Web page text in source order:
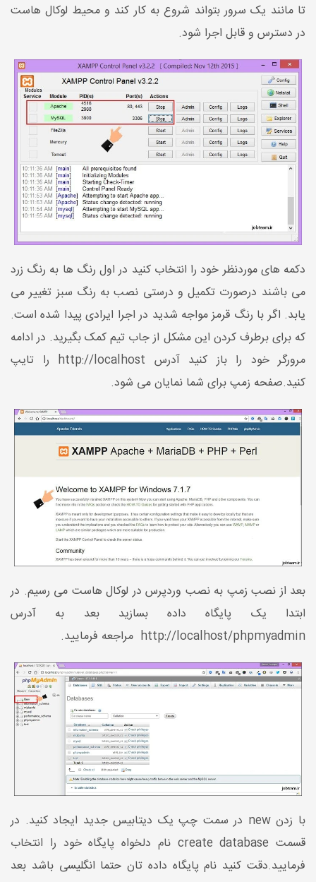
تا مانند یک سرور بتواند شروع به کار کند و محیط لوکال هاست
در دسترس و قابل اجرا شود.
دکمه های موردنظر خود را انتخاب کنید در اول رنگ ها به رنگ زرد
می باشند درصورت تکمیل و درستی نصب به رنگ سبز تغییر می
یابد. اگر با رنگ قرمز مواجه شدید در اجرا ایرادی پیدا شده است.
که برای برطرف کردن این مشکل از جاب تیم کمک بگیرید. در ادامه
مرورگر خود را باز کنید آدرس http://localhost را تایپ
کنید.صفحه زمپ برای شما نمایان می شود.
بعد از نصب زمپ به نصب وردپرس در لوکال هاست می رسیم. در
ابتدا یک پایگاه داده بسازید بعد به آدرس
http://localhost/phpmyadmin مراجعه فرمایید.
با زدن new در سمت چپ یک دیتابیس جدید ایجاد کنید. در
قسمت create database نام دلخواه پایگاه خود را انتخاب
فرمایید.دقت کنید نام پایگاه داده تان حتما انگلیسی باشد بعد